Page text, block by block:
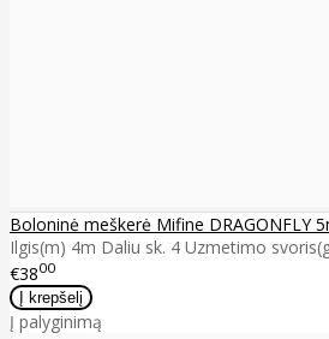
Boloninė meškerė Mifine DRAGONFLY
Ilgis(m) 4m Daliu sk. 4 Uzmetimo
€3800
Į palyginimą